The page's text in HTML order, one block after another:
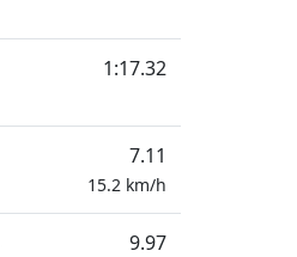
1:17.32
7.11
15.2 km/h
9.97